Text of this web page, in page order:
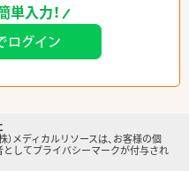
単入力！
）メディカルリソースは、お客様の個
してプライバシーマークが付与され